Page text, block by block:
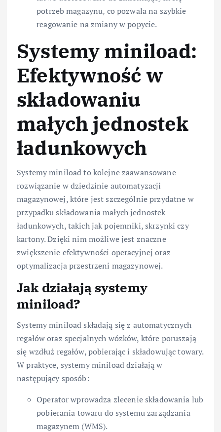
potrzeb magazynu, co pozwala na szybkie
reagowanie na zmiany w popycie.
Systemy miniload:
Efektywność w
składowaniu
małych jednostek
ładunkowych
Systemy miniload to kolejne zaawansowane
rozwiązanie w dziedzinie automatyzacji
magazynowej, które jest szczególnie przydatne w
przypadku składowania małych jednostek
ładunkowych, takich jak pojemniki, skrzynki czy
kartony. Dzięki nim możliwe jest znaczne
zwiększenie efektywności operacyjnej oraz
optymalizacja przestrzeni magazynowej.
Jak działają systemy
miniload?
Systemy miniload składają się z automatycznych
regałów oraz specjalnych wózków, które poruszają
się wzdłuż regałów, pobierając i składowując towary.
W praktyce, systemy miniload działają w
następujący sposób:
Operator wprowadza zlecenie składowania lub
pobierania towaru do systemu zarządzania
magazynem (WMS).